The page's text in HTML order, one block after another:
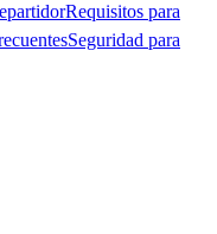
Requisitos para
Seguridad para